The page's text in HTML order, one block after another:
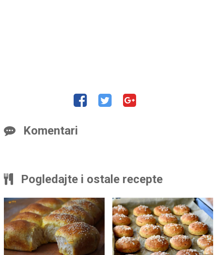
Komentari
Pogledajte i ostale recepte